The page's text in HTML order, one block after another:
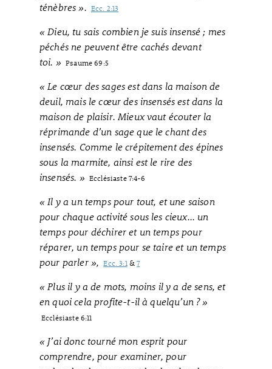
ténèbres ». Ecc. 2:13
« Dieu, tu sais combien je suis insensé ; mes
péchés ne peuvent être cachés devant
toi. » Psaume 69:5
« Le cœur des sages est dans la maison de
deuil, mais le cœur des insensés est dans la
maison de plaisir. Mieux vaut écouter la
réprimande d’un sage que le chant des
insensés. Comme le crépitement des épines
sous la marmite, ainsi est le rire des
insensés. » Ecclésiaste 7:4-6
« Il y a un temps pour tout, et une saison
pour chaque activité sous les cieux... un
temps pour déchirer et un temps pour
réparer, un temps pour se taire et un temps
pour parler », Ecc. 3:1 &7
« Plus il y a de mots, moins il y a de sens, et
en quoi cela profite-t-il à quelqu’un ? »
Ecclésiaste 6:11
« J’ai donc tourné mon esprit pour
comprendre, pour examiner, pour